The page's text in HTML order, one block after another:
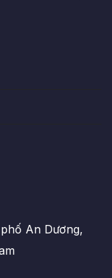
An Dương,